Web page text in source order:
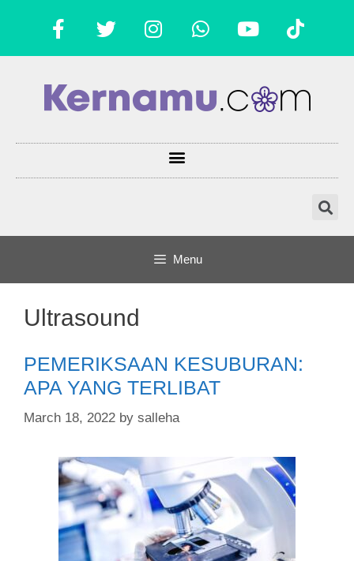
Menu
Ultrasound
PEMERIKSAAN KESUBURAN:
APA YANG TERLIBAT
March 18, 2022 by salleha